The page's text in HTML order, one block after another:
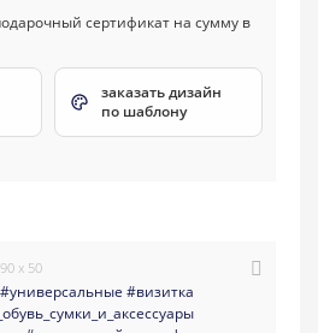
заказать дизайн
по шаблону
90 x 50
#универсальные #визитка